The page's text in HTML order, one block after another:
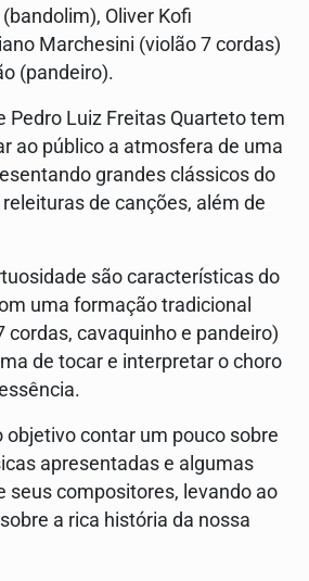
Oliver Kofi
Marchesini (violão 7 cordas)
(pandeiro).
Pedro Luiz Freitas Quarteto tem
ao público a atmosfera de uma
grandes clássicos do
de canções, além de
são características do
uma formação tradicional
cordas, cavaquinho e pandeiro)
de tocar e interpretar o choro
objetivo contar um pouco sobre
apresentadas e algumas
seus compositores, levando ao
a rica história da nossa